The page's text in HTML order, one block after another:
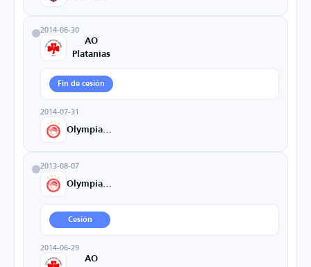
2014-06-30
AO
Platanias
Fin de cesión
2014-07-31
2013-08-07
Cesión
2014-06-29
AO